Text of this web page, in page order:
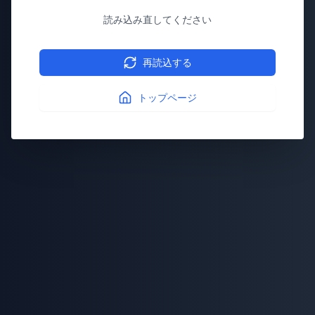
読み込み直してください
再読込する
トップページ